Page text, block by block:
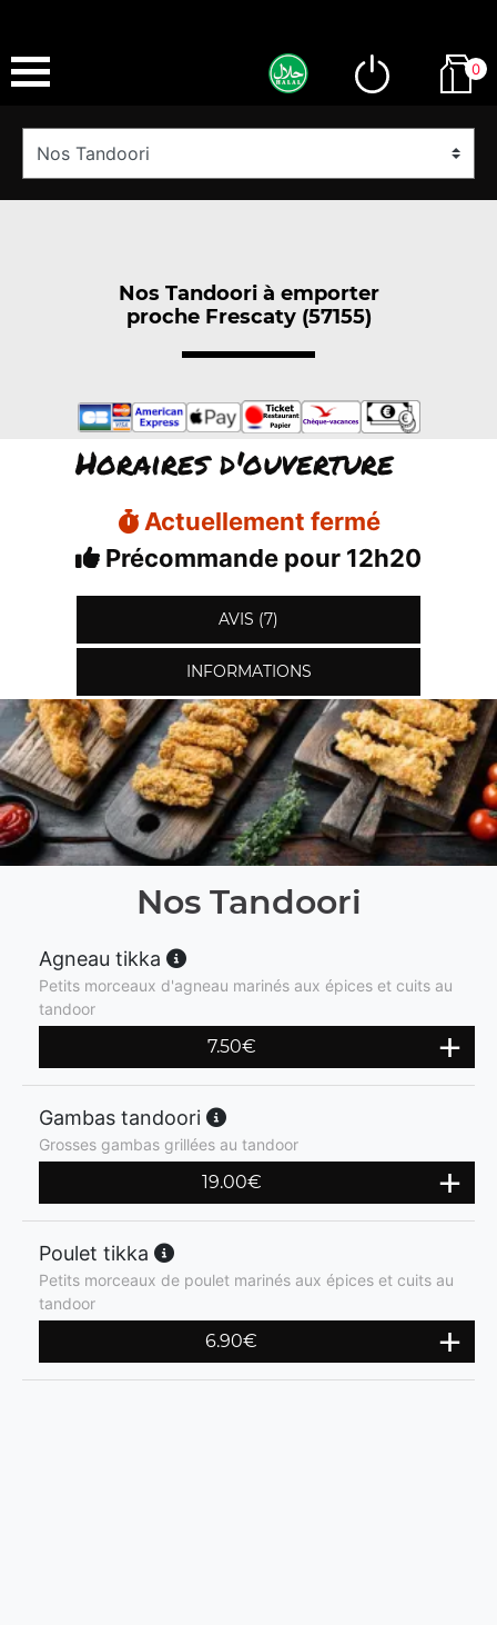
0
Nos Tandoori à emporter
proche Frescaty (57155)
Horaires d'ouverture
Actuellement fermé
Précommande pour 12h20
AVIS (7)
INFORMATIONS
Nos Tandoori
Agneau tikka
Petits morceaux d'agneau marinés aux épices et cuits au
tandoor
7.50€
Gambas tandoori
Grosses gambas grillées au tandoor
19.00€
Poulet tikka
Petits morceaux de poulet marinés aux épices et cuits au
tandoor
6.90€